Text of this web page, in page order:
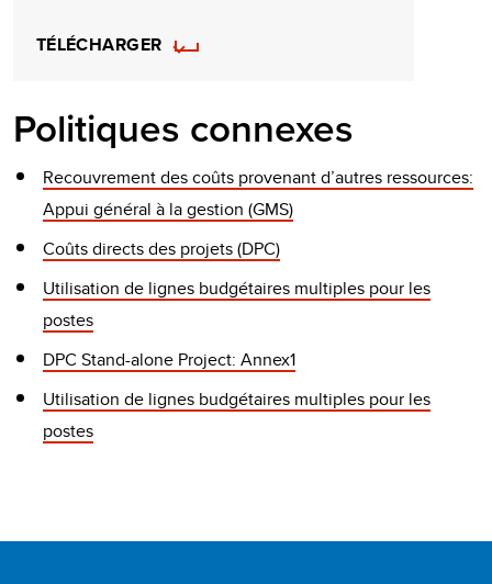
TÉLÉCHARGER
Politiques connexes
Recouvrement des coûts provenant d’autres ressources:
Appui général à la gestion (GMS)
Coûts directs des projets (DPC)
Utilisation de lignes budgétaires multiples pour les
postes
DPC Stand-alone Project: Annex1
Utilisation de lignes budgétaires multiples pour les
postes